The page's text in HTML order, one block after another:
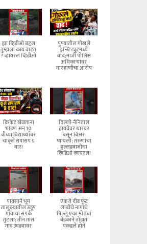
ह्या व्हिडीओ बद्दल
तुम्हाला काय वाटत
? व्हायरल व्हिडीओ
पुण्यातील गोखले
इन्स्टिट्यूटमध्ये
वाद;माजी पोलिस
अधिकाऱ्यांवर
मारहाणीचा आरोप
क्रिकेट खेळताना
भांडणं अन् 10
वीच्या विद्यार्थ्यावर
चाकूने सपासप 9
वार!
दिल्ली-नैनिताल
हायवेवर थारवर
बसून बिअर
प्यायली; तरुणांचा
हुल्लडबाजीचा
व्हिडिओ व्हायरल!
पावसाने भूम
तालुक्यातील उळूप
गावाचा संपर्क
तुटला; तीन तास
गाव उघड्यावर
एक ते दीड फूट
लांबीचे नागाचे
पिल्लू एका मोठ्या
बेडकाने तोंडात
पकडले होते